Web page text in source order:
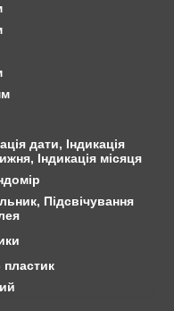
дати, Індикація
Індикація місяця
Підсвічування
пластик